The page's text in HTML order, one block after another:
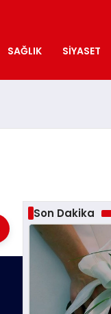
SAĞLIK SIYASET
Son Dakika